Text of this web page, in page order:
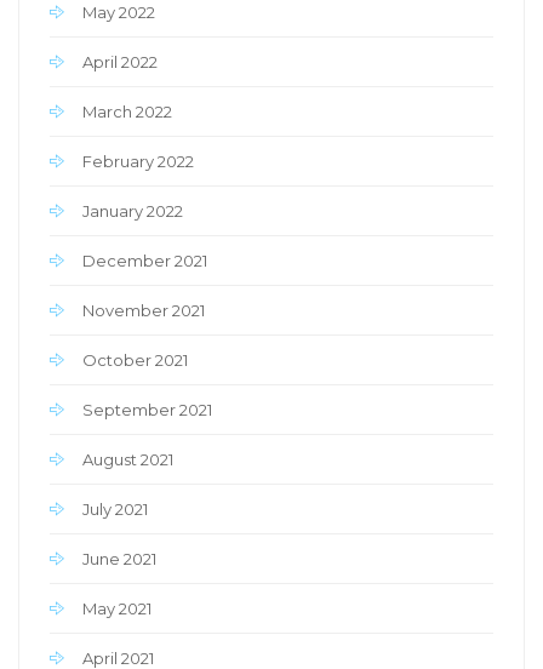
May 2022
April 2022
March 2022
February 2022
January 2022
December 2021
November 2021
October 2021
September 2021
August 2021
July 2021
June 2021
May 2021
April 2021